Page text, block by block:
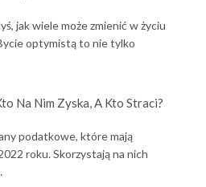
jak wiele może zmienić w życiu
optymistą to nie tylko
Na Nim Zyska, A Kto Straci?
podatkowe, które mają
roku. Skorzystają na nich